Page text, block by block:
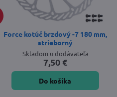
Force kotúč brzdový -7 180 mm,
strieborný
Skladom u dodávateľa
7,50 €
Do košíka